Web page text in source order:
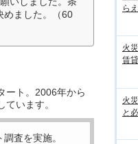
めました。（60
ート。2006年から
います。
査を実施。
ら
火
賃
火
と